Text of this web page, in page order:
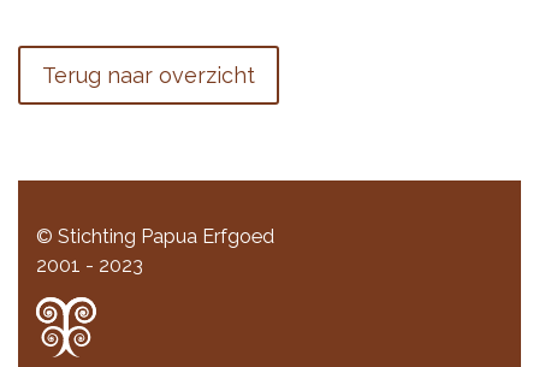
Terug naar overzicht
© Stichting Papua Erfgoed
2001 - 2023